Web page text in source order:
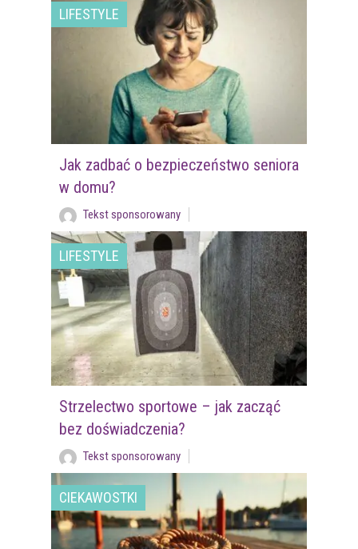
LIFESTYLE
Jak zadbać o bezpieczeństwo seniora
w domu?
Tekst sponsorowany
LIFESTYLE
Strzelectwo sportowe – jak zacząć
bez doświadczenia?
Tekst sponsorowany
CIEKAWOSTKI